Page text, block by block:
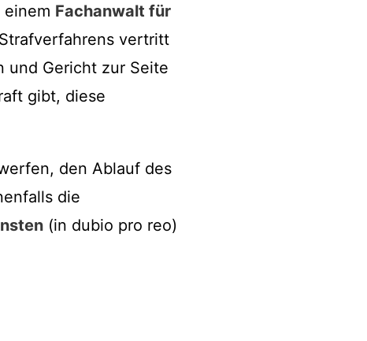
einem Fachanwalt für
vertritt
und Gericht zur Seite
gibt, diese
den Ablauf des
die
(in dubio pro reo)